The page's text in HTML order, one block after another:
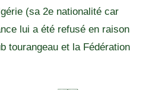
(sa 2e nationalité car
lui a été refusé en raison
tourangeau et la Fédération